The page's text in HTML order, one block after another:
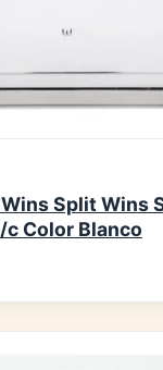
Split Wins
Color Blanco